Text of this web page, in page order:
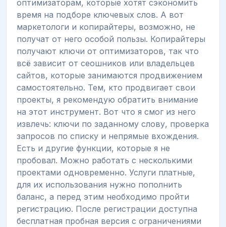
оптимизаторам, которые хотят сэкономить
время на подборе ключевых слов. А вот
маркетологи и копирайтеры, возможно, не
получат от него особой пользы. Копирайтеры
получают ключи от оптимизаторов, так что
всё зависит от сеошников или владельцев
сайтов, которые занимаются продвижением
самостоятельно. Тем, кто продвигает свои
проекты, я рекомендую обратить внимание
на этот инструмент. Вот что я смог из него
извлечь: ключи по заданному слову, проверка
запросов по списку и непрямые вхождения.
Есть и другие функции, которые я не
пробовал. Можно работать с несколькими
проектами одновременно. Услуги платные,
для их использования нужно пополнить
баланс, а перед этим необходимо пройти
регистрацию. После регистрации доступна
бесплатная пробная версия с ограничениями